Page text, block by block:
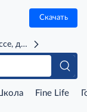
Скачать
д. 71Г (м. Речной
Fine Life